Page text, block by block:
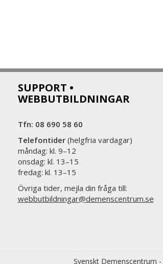
SUPPORT •
WEBBUTBILDNINGAR
Tfn: 08 690 58 60
Telefontider(helgfria vardagar)
måndag: kl. 9–12
onsdag: kl. 13–15
fredag: kl. 13–15
Övriga tider, mejla din fråga till:
webbutbildningar@demenscentrum.se
Svenskt Demenscentrum -